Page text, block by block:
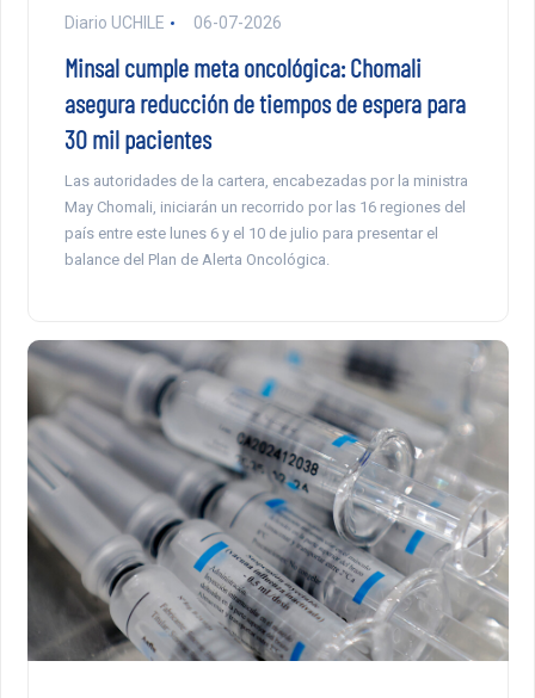
Diario UCHILE 06-07-2026
Minsal cumple meta oncológica: Chomali
asegura reducción de tiempos de espera para
30 mil pacientes
Las autoridades de la cartera, encabezadas por la ministra
May Chomali, iniciarán un recorrido por las 16 regiones del
país entre este lunes 6 y el 10 de julio para presentar el
balance del Plan de Alerta Oncológica.